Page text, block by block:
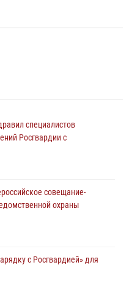
специалистов
Росгвардии с
совещание-
охраны
с Росгвардией» для